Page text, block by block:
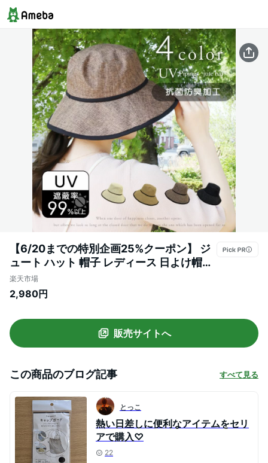
【6/20までの特別企画25%クーポン】 ジ
ュート ハット 帽子 レディース 日よけ帽子
おしゃれ カジュアル シンプル バイザーハ
ット 大きめ 無地 メッシュ ワイヤー バケッ
ハット 紫外線対策 日焼け対策
楽天市場
2,980円
販売サイトへ
この商品のブログ記事 すべて見る
とっこ
熱い日差しに便利なアイテムをセリ
アで購入♡
22